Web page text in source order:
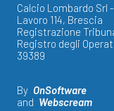
Calcio Lombardo Srl
Lavoro 114, Brescia
Registrazione
Registro degli
39389
By OnSoftware
and Webscream